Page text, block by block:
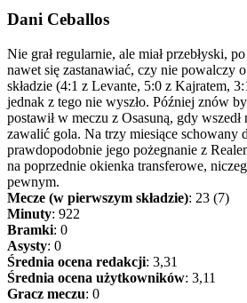
Dani Ceballos
Nie grał regularnie, ale miał przebłyski,
nawet się zastanawiać, czy nie powalczy
składzie (4:1 z Levante, 5:0 z Kajratem,
jednak z tego nie wyszło. Później znów
postawił w meczu z Osasuną, gdy wszedł
zawalić gola. Na trzy miesiące schowany
prawdopodobnie jego pożegnanie z
na poprzednie okienka transferowe,
pewnym.
Mecze (w pierwszym składzie): 23 (7)
Minuty: 922
Bramki: 0
Asysty: 0
Średnia ocena redakcji: 3,31
Średnia ocena użytkowników: 3,11
Gracz meczu: 0